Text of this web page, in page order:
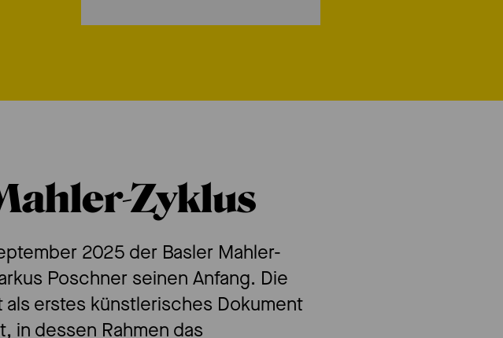
Zyklus
2025 der Basler Mahler-
Poschner seinen Anfang. Die
erstes künstlerisches Dokument
in dessen Rahmen das